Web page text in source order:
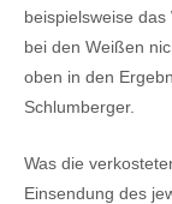
beispielsweise
bei den Weißen
oben in den
Schlumberger.
Was die
Einsendung des